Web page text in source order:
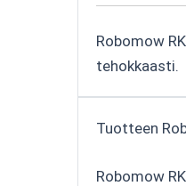
Robomow
tehokkaasti.
Tuotteen
Robomow